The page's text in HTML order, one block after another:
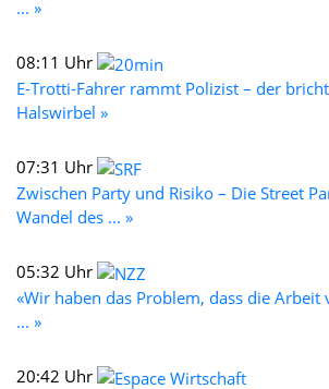
... »
08:11 Uhr
E-Trotti-Fahrer rammt Polizist – der
Halswirbel »
07:31 Uhr
Zwischen Party und Risiko – Die Street
Wandel des ... »
05:32 Uhr
«Wir haben das Problem, dass die Arbeit
... »
20:42 Uhr